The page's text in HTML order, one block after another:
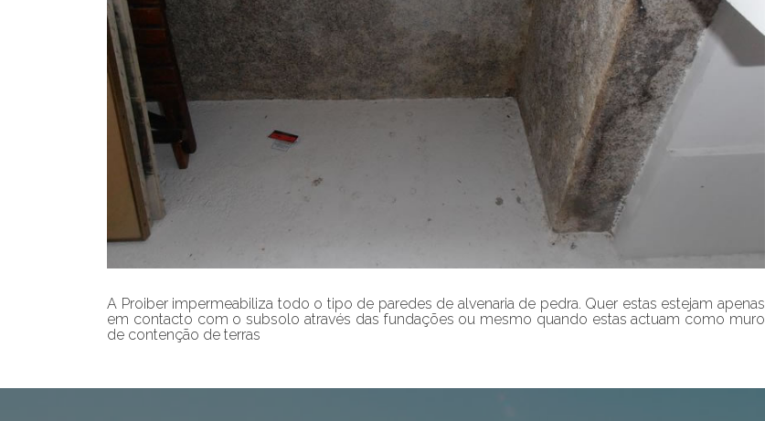
A Proiber impermeabiliza todo o tipo de paredes de alvenaria de pedra. Quer estas estejam apenas
em contacto com o subsolo através das fundações ou mesmo quando estas actuam como muro
de contenção de terras